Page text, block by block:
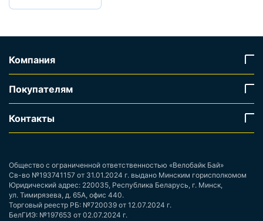
Компания
Покупателям
Контакты
Общество с ограниченной ответственностью «Велобайк Бай»
Св-во №193741157 от 31.01.2024 г. выдано Минским горисполкомом
Юридический адрес: 220035, Республика Беларусь, г. Минск,
ул. Тимирязева, д. 65А, офис 440.
Торговый реестр РБ: №720039 от 12.07.2024 г.
БелГИЭ: №197653 от 02.07.2024 г.